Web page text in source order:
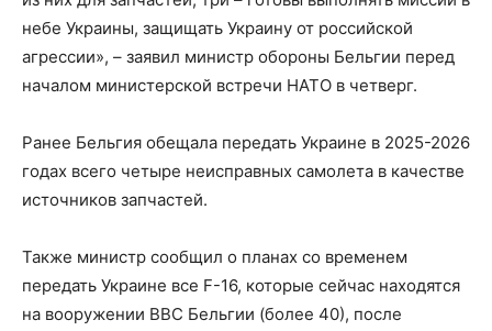
небе Украины, защищать Украину от российской
агрессии», – заявил министр обороны Бельгии перед
началом министерской встречи НАТО в четверг.
Ранее Бельгия обещала передать Украине в 2025-2026
годах всего четыре неисправных самолета в качестве
источников запчастей.
Также министр сообщил о планах со временем
передать Украине все F-16, которые сейчас находятся
на вооружении ВВС Бельгии (более 40), после